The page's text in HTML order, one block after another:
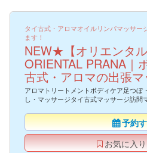
タイ古式・アロマオイルリンパマッサー
ます！
NEW★【オリエンタル
ORIENTAL PRANA｜
古式・アロマの出張
アロマトリートメントボディケア足つぼ
し・マッサージタイ古式マッサージ訪問
予約
お気に入